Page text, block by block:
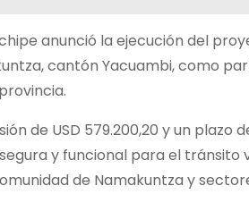
anunció la ejecución del
cantón Yacuambi, como
de USD 579.200,20 y un
y funcional para el
de Namakuntza y